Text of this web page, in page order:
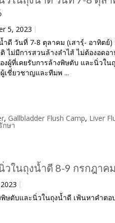
5, 2023
ดี วันที่ 7-8 ตุลาคม (เสารฺ์- อาทิตย์)
ไม่มีการสวนล้างลำไส้ ไม่ต้องอดอา
ผู้ที่เคยรับการล้างพิษตับ และนิ่วใน
เชี่ยวชาญและทีมพ ...
, Gallbladder Flush Camp, Liver
กษา
ในถุงน้ำดี 8-9 กรกฎาค
ษตับและนิ่วในถุงน้ำดี เฟ้นหาคำต